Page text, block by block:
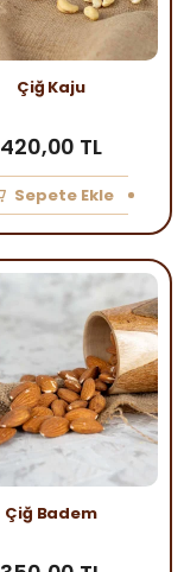
Çiğ Kaju
420,00 TL
Sepete Ekle
Çiğ Badem